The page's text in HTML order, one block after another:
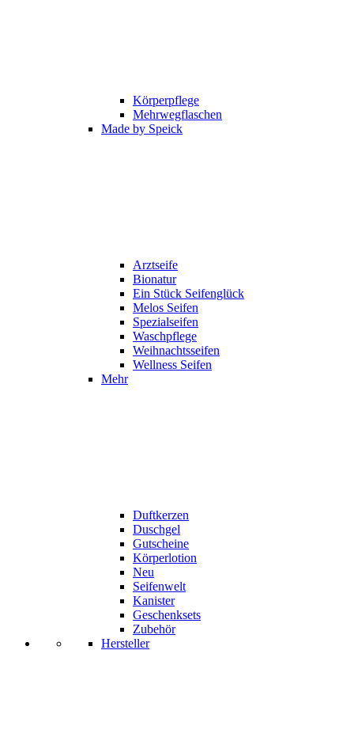
Körperpflege
Mehrwegflaschen
Made by Speick
Arztseife
Bionatur
Ein Stück Seifenglück
Melos Seifen
Spezialseifen
Waschpflege
Weihnachtsseifen
Wellness Seifen
Mehr
Duftkerzen
Duschgel
Gutscheine
Körperlotion
Neu
Seifenwelt
Kanister
Geschenksets
Zubehör
Hersteller